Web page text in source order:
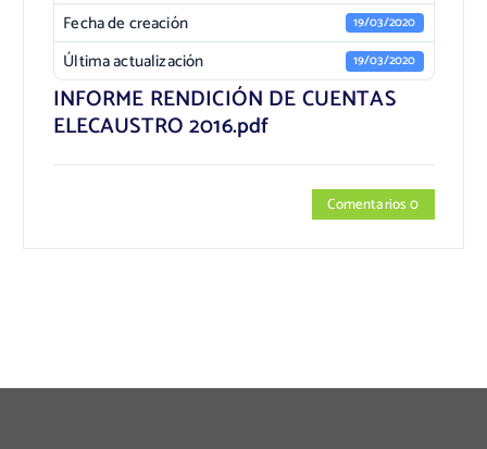
Fecha de creación 19/03/2020
Última actualización 19/03/2020
INFORME RENDICIÓN DE CUENTAS
ELECAUSTRO 2016.pdf
Comentarios 0